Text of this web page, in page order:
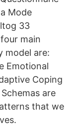
Mode
33
main
model are:
Emotional
Coping
are
that we